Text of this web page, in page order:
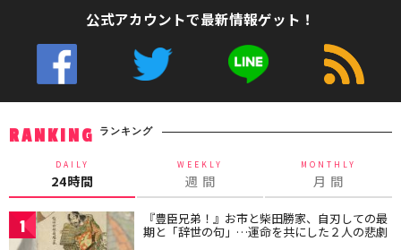
公式アカウントで最新情報ゲット！
RANKING ランキング
DAILY
24時間
WEEKLY
週 間
MONTHLY
月 間
1 『豊臣兄弟！』お市と柴田勝家、自刃しての最
期と「辞世の句」…運命を共にした２人の悲劇